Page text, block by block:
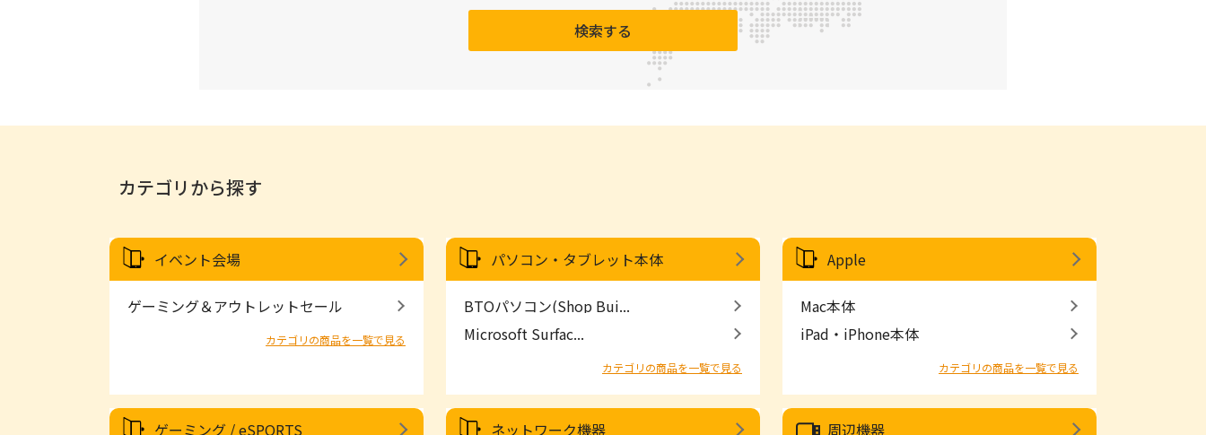
検索する
カテゴリから探す
イベント会場
ゲーミング＆アウトレットセール
カテゴリの商品を一覧で見る
パソコン・タブレット本体
BTOパソコン(Shop Bui...
Microsoft Surfac...
カテゴリの商品を一覧で見る
Apple
Mac本体
iPad・iPhone本体
カテゴリの商品を一覧で見る
ゲーミング / eSPORTS ネットワーク機器 周辺機器